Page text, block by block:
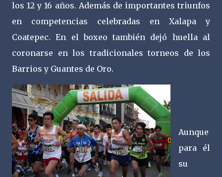
los 12 y 16 años. Además de importantes triunfos
en competencias celebradas en Xalapa y
Coatepec. En el boxeo también dejó huella al
coronarse en los tradicionales torneos de los
Barrios y Guantes de Oro.
Aunque
para él
su